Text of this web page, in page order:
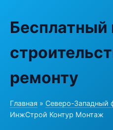
Бесплатный
ремонту
Главная » Северо-Западный
ИнжСтрой Контур Монтаж